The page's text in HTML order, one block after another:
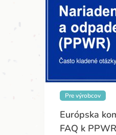
Pre výrobcov
Európska
FAQ k